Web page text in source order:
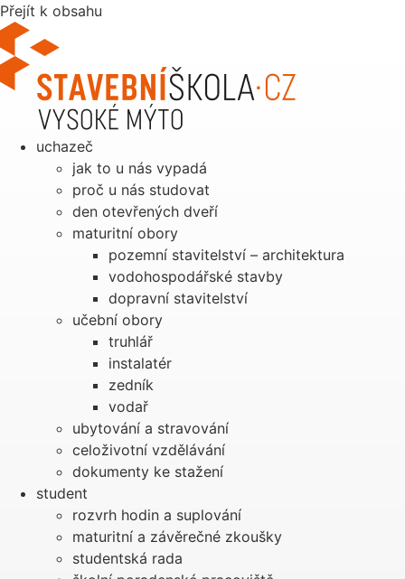
Přejít k obsahu
uchazeč
jak to u nás vypadá
proč u nás studovat
den otevřených dveří
maturitní obory
pozemní stavitelství – architektura
vodohospodářské stavby
dopravní stavitelství
učební obory
truhlář
instalatér
zedník
vodař
ubytování a stravování
celoživotní vzdělávání
dokumenty ke stažení
student
rozvrh hodin a suplování
maturitní a závěrečné zkoušky
studentská rada